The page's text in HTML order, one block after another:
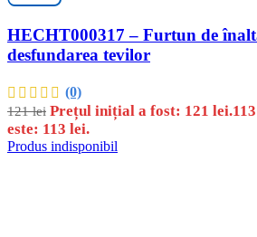
HECHT000317 – Furtun de
desfundarea tevilor
(0)
121lei Prețul inițial a fost: 121 lei.113
este: 113 lei.
Produs indisponibil